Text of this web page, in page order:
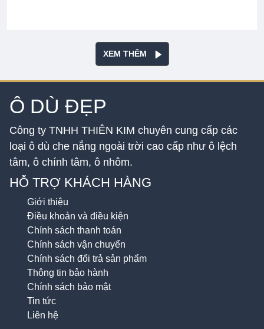
XEM THÊM
Ô DÙ ĐẸP
Công ty TNHH THIÊN KIM chuyên cung cấp các
loại ô dù che nắng ngoài trời cao cấp như ô lệch
tâm, ô chính tâm, ô nhôm.
HỖ TRỢ KHÁCH HÀNG
Giới thiệu
Điều khoản và điều kiện
Chính sách thanh toán
Chính sách vận chuyển
Chính sách đổi trả sản phẩm
Thông tin bảo hành
Chính sách bảo mật
Tin tức
Liên hệ